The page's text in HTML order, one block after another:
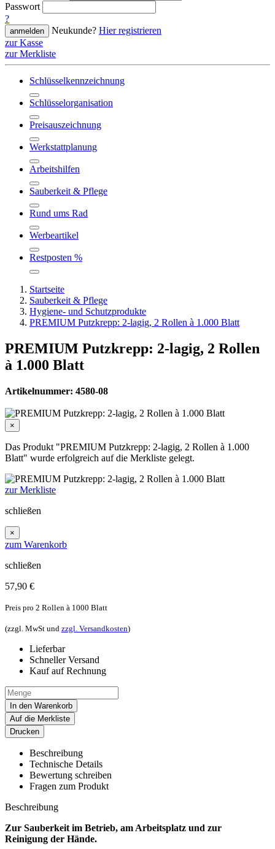
Passwort
?
anmelden Neukunde? Hier registrieren
zur Kasse
zur Merkliste
Schlüsselkennzeichnung
Schlüsselorganisation
Preisauszeichnung
Werkstattplanung
Arbeitshilfen
Sauberkeit & Pflege
Rund ums Rad
Werbeartikel
Restposten %
Startseite
Sauberkeit & Pflege
Hygiene- und Schutzprodukte
PREMIUM Putzkrepp: 2-lagig, 2 Rollen à 1.000 Blatt
PREMIUM Putzkrepp: 2-lagig, 2 Rollen
à 1.000 Blatt
Artikelnummer: 4580-08
×
Das Produkt "PREMIUM Putzkrepp: 2-lagig, 2 Rollen à 1.000
Blatt" wurde erfolgreich auf die Merkliste gelegt.
zur Merkliste
schließen
×
zum Warenkorb
schließen
57,90 €
Preis pro 2 Rollen à 1000 Blatt
(zzgl. MwSt und zzgl. Versandkosten)
Lieferbar
Schneller Versand
Kauf auf Rechnung
In den Warenkorb
Auf die Merkliste
Drucken
Beschreibung
Technische Details
Bewertung schreiben
Fragen zum Produkt
Beschreibung
Zur Sauberkeit im Betrieb, am Arbeitsplatz und zur
Reinigung der Hände.